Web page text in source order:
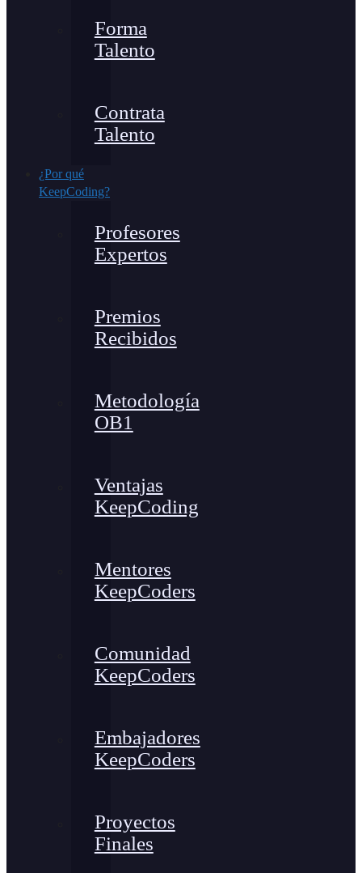
Forma
Talento
Contrata
Talento
¿Por qué
KeepCoding?
Profesores
Expertos
Premios
Recibidos
Metodología
OB1
Ventajas
KeepCoding
Mentores
KeepCoders
Comunidad
KeepCoders
Embajadores
KeepCoders
Proyectos
Finales